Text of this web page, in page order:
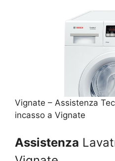
Vignate – Assistenza
incasso a Vignate
Assistenza